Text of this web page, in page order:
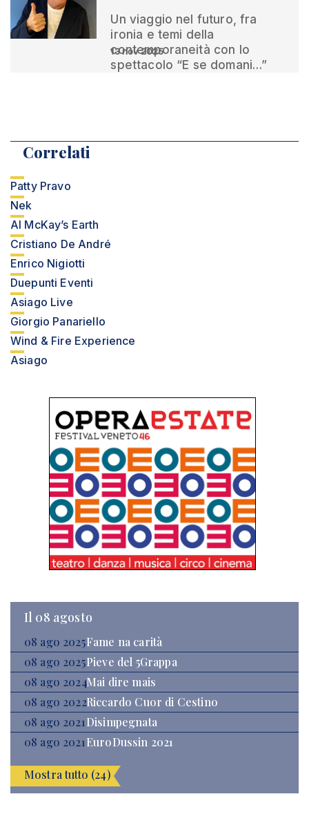
Un viaggio nel futuro, fra
ironia e temi della
contemporaneità con lo
spettacolo “E se domani…”
13 nov 2025
Correlati
Patty Pravo
Nek
Al McKay’s Earth
Cristiano De André
Enrico Nigiotti
Duepunti Eventi
Asiago Live
Giorgio Panariello
Wind & Fire Experience
Asiago
Il 08 agosto
08 ago 2025Fame na carità
08 ago 2025Pieve del 5Grappa
08 ago 2024Mai dire mais
08 ago 2022Riccardo Cuor di Cestino
08 ago 2021Disimpegnata
08 ago 2021EuroDussin 2021
Mostra tutto (24)